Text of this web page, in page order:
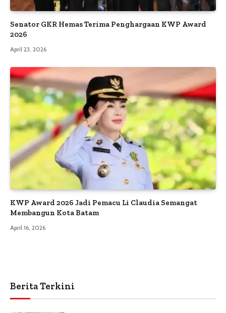
Senator GKR Hemas Terima Penghargaan KWP Award
2026
April 23, 2026
KWP Award 2026 Jadi Pemacu Li Claudia Semangat
Membangun Kota Batam
April 16, 2026
Berita Terkini